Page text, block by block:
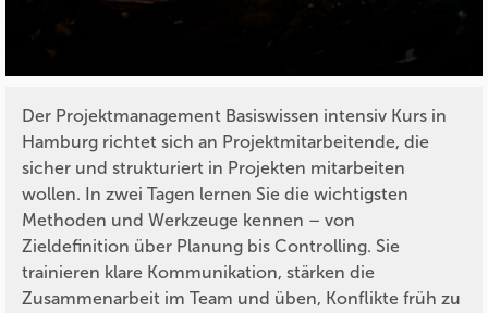
Der Projektmanagement Basiswissen intensiv Kurs in
Hamburg richtet sich an Projektmitarbeitende, die
sicher und strukturiert in Projekten mitarbeiten
wollen. In zwei Tagen lernen Sie die wichtigsten
Methoden und Werkzeuge kennen – von
Zieldefinition über Planung bis Controlling. Sie
trainieren klare Kommunikation, stärken die
Zusammenarbeit im Team und üben, Konflikte früh zu